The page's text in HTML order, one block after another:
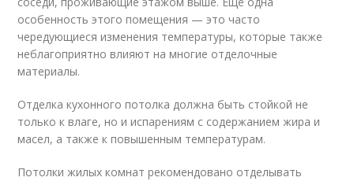
особенность этого помещения — это часто
чередующиеся изменения температуры, которые также
неблагоприятно влияют на многие отделочные
материалы.
Отделка кухонного потолка должна быть стойкой не
только к влаге, но и испарениям с содержанием жира и
масел, а также к повышенным температурам.
Потолки жилых комнат рекомендовано отделывать